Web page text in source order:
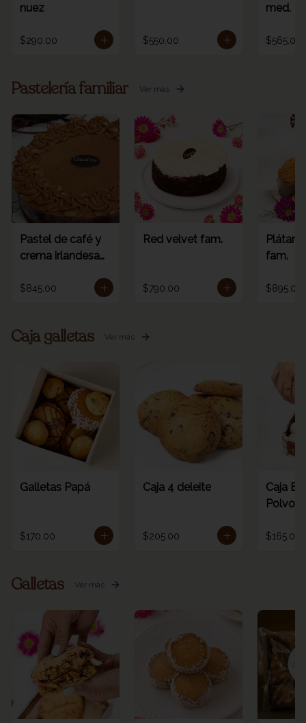
nuez
$290.00 $550.00
med.
$565.00
Pastelería familiar Ver más
Pastel de café y
crema irlandesa
$845.00
Red velvet fam.
$790.00
fam.
$895.00
Caja galletas Ver más
Galletas Papá
$170.00
Caja 4 deleite
$205.00
Caja
$165.00
Galletas Ver más